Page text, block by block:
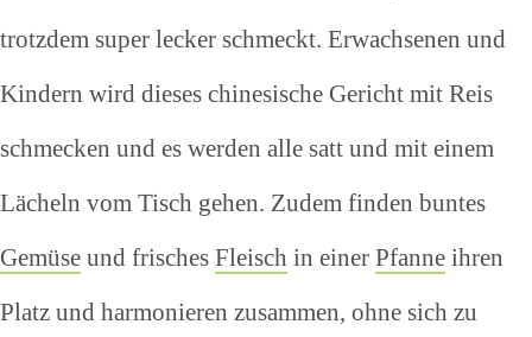
trotzdem super lecker schmeckt. Erwachsenen und
Kindern wird dieses chinesische Gericht mit Reis
schmecken und es werden alle satt und mit einem
Lächeln vom Tisch gehen. Zudem finden buntes
Gemüse und frisches Fleisch in einer Pfanne ihren
Platz und harmonieren zusammen, ohne sich zu